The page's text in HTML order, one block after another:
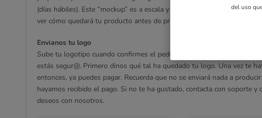
del uso
(días hábiles). Este “mockup” es a escala y con los colores deseados.
ver cómo quedará tu producto antes de producirlo y personalizarlo.
Envianos tu logo
Sube tu logotipo cuando confirmes el pedido. ¡Tranquil@! No es
estás segur@. Primero dinos qué tal ha quedado tu logo. Una vez te
entonces, ya puedes pagar. Recuerda que no se enviará nada a
hayamos recibido el pago. Si no te ha gustado, contacta con soporte y
deseos con nosotros.